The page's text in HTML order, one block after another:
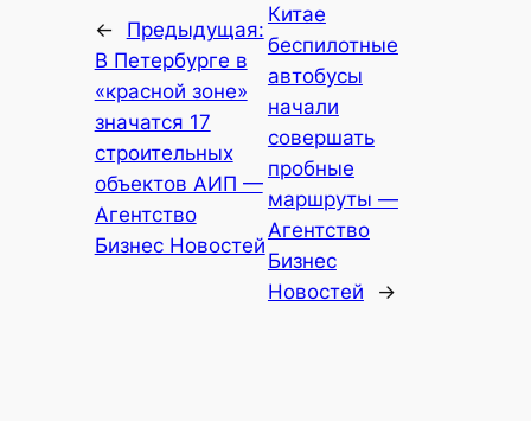
←
Предыдущая:
В Петербурге в
«красной зоне»
значатся 17
строительных
объектов АИП —
Агентство
Бизнес Новостей
Китае
беспилотные
автобусы
начали
совершать
пробные
маршруты —
Агентство
Бизнес
Новостей
→